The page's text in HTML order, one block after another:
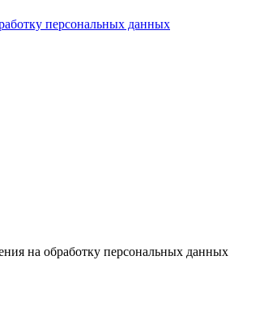
персональных данных
на обработку персональных данных